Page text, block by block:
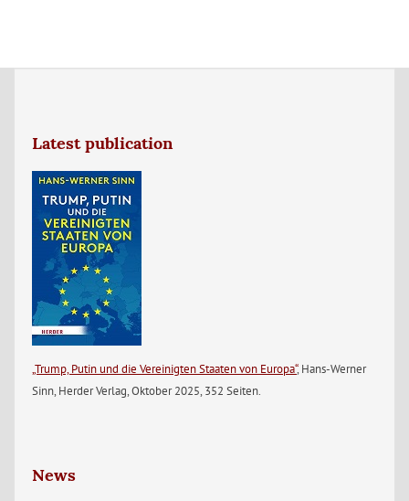
Latest publication
„Trump, Putin und die Vereinigten Staaten von Europa“, Hans-Werner
Sinn, Herder Verlag, Oktober 2025, 352 Seiten.
News